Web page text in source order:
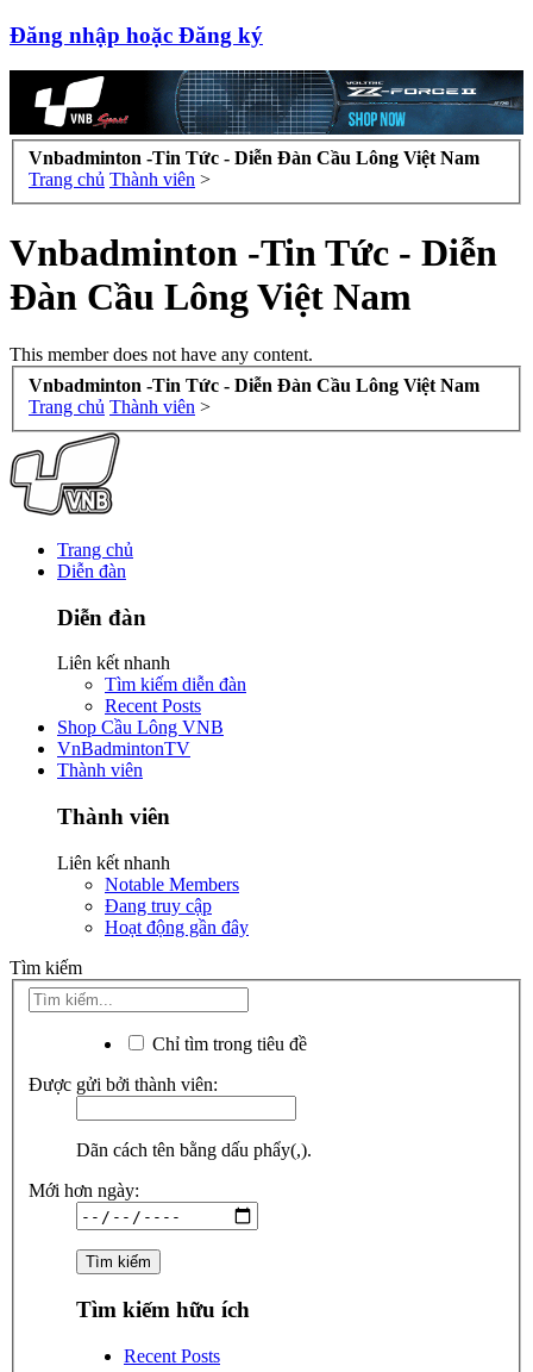
Đăng nhập hoặc Đăng ký
Vnbadminton -Tin Tức - Diễn Đàn Cầu Lông Việt Nam
Trang chủ Thành viên >
Vnbadminton -Tin Tức - Diễn
Đàn Cầu Lông Việt Nam
This member does not have any content.
Vnbadminton -Tin Tức - Diễn Đàn Cầu Lông Việt Nam
Trang chủ Thành viên >
Trang chủ
Diễn đàn
Diễn đàn
Liên kết nhanh
Tìm kiếm diễn đàn
Recent Posts
Shop Cầu Lông VNB
VnBadmintonTV
Thành viên
Thành viên
Liên kết nhanh
Notable Members
Đang truy cập
Hoạt động gần đây
Tìm kiếm
Chỉ tìm trong tiêu đề
Được gửi bởi thành viên:
Dãn cách tên bằng dấu phẩy(,).
Mới hơn ngày:
Tìm kiếm hữu ích
Recent Posts